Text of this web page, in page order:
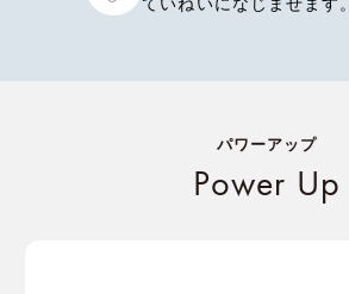
パワーアップ
Power Up